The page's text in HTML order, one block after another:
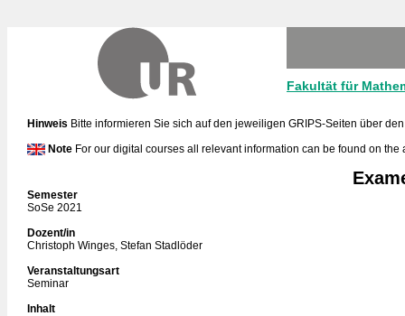
Fakultät für
Hinweis Bitte informieren Sie sich auf den jeweiligen GRIPS-Seiten über
Note For our digital courses all relevant information can be found on the
Semester
SoSe 2021
Dozent/in
Christoph Winges, Stefan Stadlöder
Veranstaltungsart
Seminar
Inhalt